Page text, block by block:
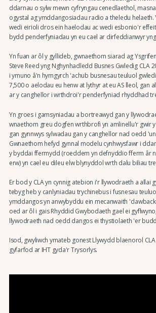
ddarnau o sylw mewn cyfryngau cenedlaethol,
ogystal ag ymddangosiadau radio a theledu helaeth.
wedi eirioli dros ein haelodau ac wedi esbonio'r
bydd penderfyniadau yn eu cael ar dirfeddianwyr
Yn fuan ar ôl y gyllideb, gwnaethom siarad ag
Steve Reed yng Nghynhadledd Busnes Gwledig CLA
i ymuno â'n hymgyrch 'achub busnesau teuluol
7,500 o aelodau eu henw at lythyr at eu AS lleol, gan
ar y canghellor i wrthdroi'r penderfyniad rhyddhad
Yn groes i gamsyniadau a bortreawyd gan y
wnaethom greu dogfen wrthbrofi yn amlinellu'r gwir
gan gynnwys sylwadau gan y canghellor nad oedd
Gwnaethom hefyd gynnal modelu cynhwysfawr i
y byddai ffermydd (roeddem yn defnyddio fferm âr
erw) yn cael eu dileu elw blynyddol wrth dalu biliau
Er bod y CLA yn cynnig atebion i'r llywodraeth a allai
tebyg heb y canlyniadau trychinebus i fusnesau
ymddangos yn anwybyddu ein mecanwaith
oed ar ôl i gais Rhyddid Gwybodaeth gael ei
llywodraeth nad oedd dangos ei thystiolaeth 'er
Isod, gwyliwch ymateb gonest Llywydd blaenorol
gyfarfod ar IHT gyda'r Trysorlys.